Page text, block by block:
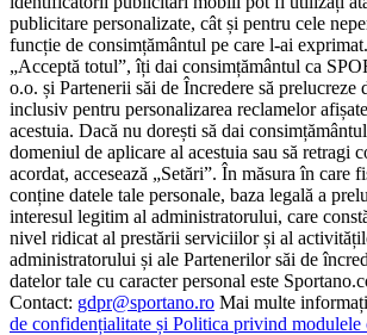
publicitare personalizate, cât și pentru cele
funcție de consimțământul pe care l-ai
„Acceptă totul”, îți dai consimțământul ca
o.o. și Partenerii săi de Încredere să prelucreze
inclusiv pentru personalizarea reclamelor
acestuia. Dacă nu dorești să dai
domeniul de aplicare al acestuia sau să retragi
acordat, accesează „Setări”. În măsura în care
conține datele tale personale, baza legală a
interesul legitim al administratorului, care
nivel ridicat al prestării serviciilor și al
administratorului și ale Partenerilor săi de
datelor tale cu caracter personal este
Contact: gdpr@sportano.ro Mai multe
de confidențialitate și Politica privind modulele